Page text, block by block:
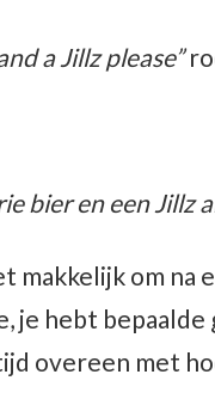
a Jillz please”
bier en een Jillz
makkelijk om na
je hebt
overeen met